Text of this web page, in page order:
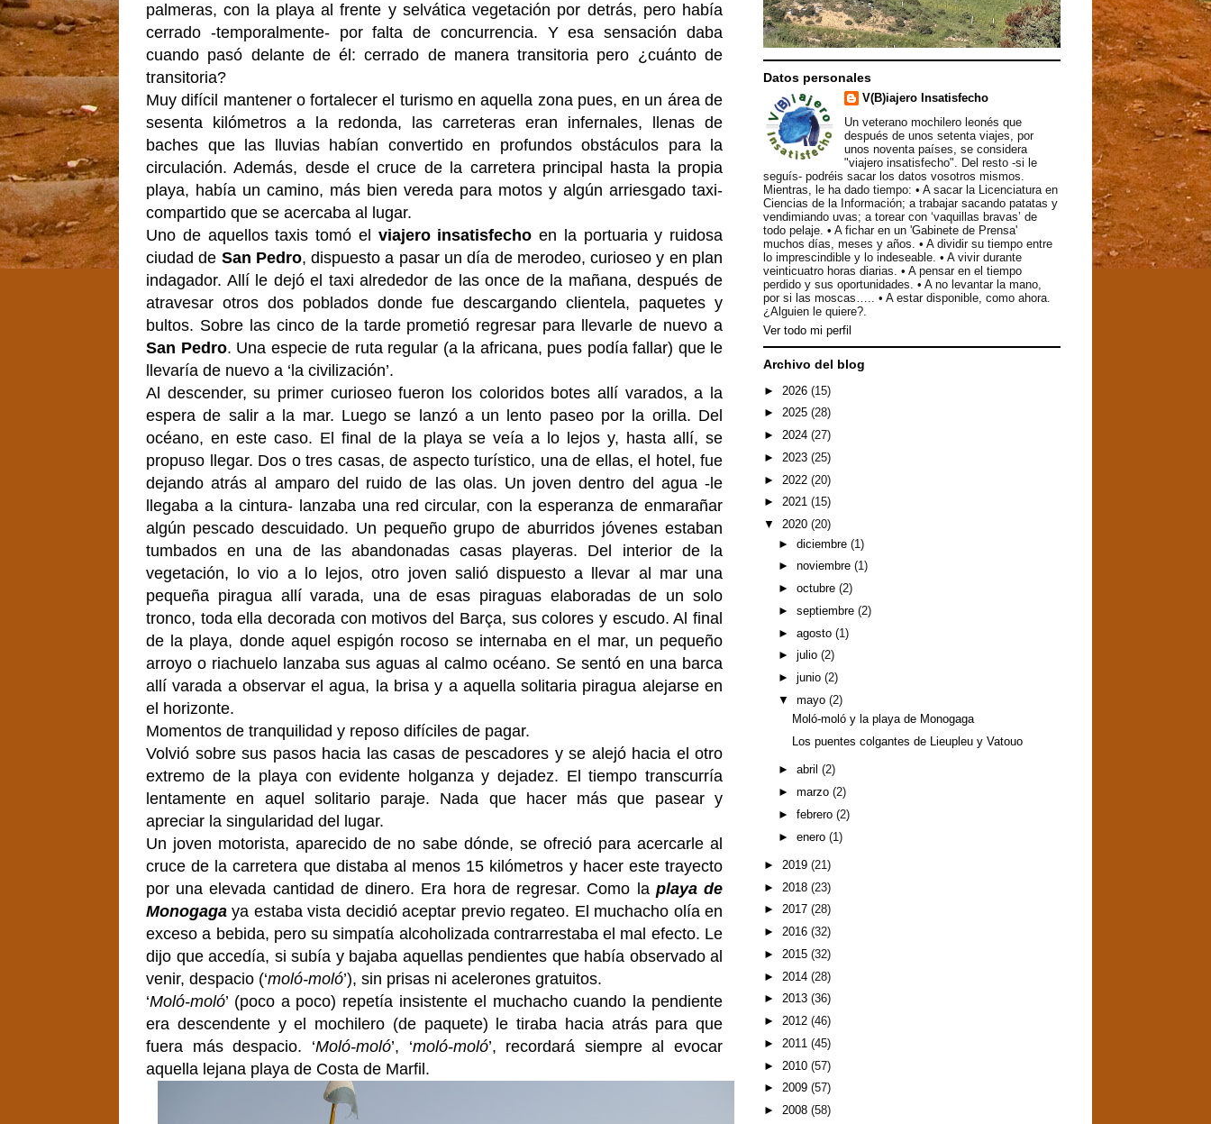
palmeras, con la playa al frente y selvática vegetación por detrás, pero había
cerrado -temporalmente- por falta de concurrencia. Y esa sensación daba
cuando pasó delante de él: cerrado de manera transitoria pero ¿cuánto de
transitoria?
Muy difícil mantener o fortalecer el turismo en aquella zona pues, en un área de
sesenta kilómetros a la redonda, las carreteras eran infernales, llenas de
baches que las lluvias habían convertido en profundos obstáculos para la
circulación. Además, desde el cruce de la carretera principal hasta la propia
playa, había un camino, más bien vereda para motos y algún arriesgado taxi-
compartido que se acercaba al lugar.
Uno de aquellos taxis tomó el viajero insatisfecho en la portuaria y ruidosa
ciudad de San Pedro, dispuesto a pasar un día de merodeo, curioseo y en plan
indagador. Allí le dejó el taxi alrededor de las once de la mañana, después de
atravesar otros dos poblados donde fue descargando clientela, paquetes y
bultos. Sobre las cinco de la tarde prometió regresar para llevarle de nuevo a
San Pedro. Una especie de ruta regular (a la africana, pues podía fallar) que le
llevaría de nuevo a ‘la civilización’.
Al descender, su primer curioseo fueron los coloridos botes allí varados, a la
espera de salir a la mar. Luego se lanzó a un lento paseo por la orilla. Del
océano, en este caso. El final de la playa se veía a lo lejos y, hasta allí, se
propuso llegar. Dos o tres casas, de aspecto turístico, una de ellas, el hotel, fue
dejando atrás al amparo del ruido de las olas. Un joven dentro del agua -le
llegaba a la cintura- lanzaba una red circular, con la esperanza de enmarañar
algún pescado descuidado. Un pequeño grupo de aburridos jóvenes estaban
tumbados en una de las abandonadas casas playeras. Del interior de la
vegetación, lo vio a lo lejos, otro joven salió dispuesto a llevar al mar una
pequeña piragua allí varada, una de esas piraguas elaboradas de un solo
tronco, toda ella decorada con motivos del Barça, sus colores y escudo. Al final
de la playa, donde aquel espigón rocoso se internaba en el mar, un pequeño
arroyo o riachuelo lanzaba sus aguas al calmo océano. Se sentó en una barca
allí varada a observar el agua, la brisa y a aquella solitaria piragua alejarse en
el horizonte.
Momentos de tranquilidad y reposo difíciles de pagar.
Volvió sobre sus pasos hacia las casas de pescadores y se alejó hacia el otro
extremo de la playa con evidente holganza y dejadez. El tiempo transcurría
lentamente en aquel solitario paraje. Nada que hacer más que pasear y
apreciar la singularidad del lugar.
Un joven motorista, aparecido de no sabe dónde, se ofreció para acercarle al
cruce de la carretera que distaba al menos 15 kilómetros y hacer este trayecto
por una elevada cantidad de dinero. Era hora de regresar. Como la playa de
Monogaga ya estaba vista decidió aceptar previo regateo. El muchacho olía en
exceso a bebida, pero su simpatía alcoholizada contrarrestaba el mal efecto. Le
dijo que accedía, si subía y bajaba aquellas pendientes que había observado al
venir, despacio (‘moló-moló’), sin prisas ni acelerones gratuitos.
‘Moló-moló’ (poco a poco) repetía insistente el muchacho cuando la pendiente
era descendente y el mochilero (de paquete) le tiraba hacia atrás para que
fuera más despacio. ‘Moló-moló’, ‘moló-moló’, recordará siempre al evocar
aquella lejana playa de Costa de Marfil.
Datos personales
V(B)iajero Insatisfecho
Un veterano mochilero leonés que
después de unos setenta viajes, por
unos noventa países, se considera
"viajero insatisfecho". Del resto -si le
seguís- podréis sacar los datos vosotros mismos.
Mientras, le ha dado tiempo: • A sacar la Licenciatura en
Ciencias de la Información; a trabajar sacando patatas y
vendimiando uvas; a torear con ‘vaquillas bravas’ de
todo pelaje. • A fichar en un 'Gabinete de Prensa'
muchos días, meses y años. • A dividir su tiempo entre
lo imprescindible y lo indeseable. • A vivir durante
veinticuatro horas diarias. • A pensar en el tiempo
perdido y sus oportunidades. • A no levantar la mano,
por si las moscas….. • A estar disponible, como ahora.
¿Alguien le quiere?.
Ver todo mi perfil
Archivo del blog
► 2026 (15)
► 2025 (28)
► 2024 (27)
► 2023 (25)
► 2022 (20)
► 2021 (15)
▼ 2020 (20)
► diciembre (1)
► noviembre (1)
► octubre (2)
► septiembre (2)
► agosto (1)
► julio (2)
► junio (2)
▼ mayo (2)
Moló-moló y la playa de Monogaga
Los puentes colgantes de Lieupleu y Vatouo
► abril (2)
► marzo (2)
► febrero (2)
► enero (1)
► 2019 (21)
► 2018 (23)
► 2017 (28)
► 2016 (32)
► 2015 (32)
► 2014 (28)
► 2013 (36)
► 2012 (46)
► 2011 (45)
► 2010 (57)
► 2009 (57)
► 2008 (58)